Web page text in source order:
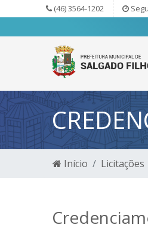
(46) 3564-1202
Início Licitações